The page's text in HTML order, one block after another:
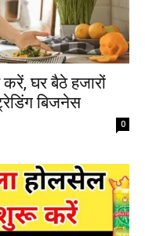
घर बैठे हजारों
बिजनेस
0